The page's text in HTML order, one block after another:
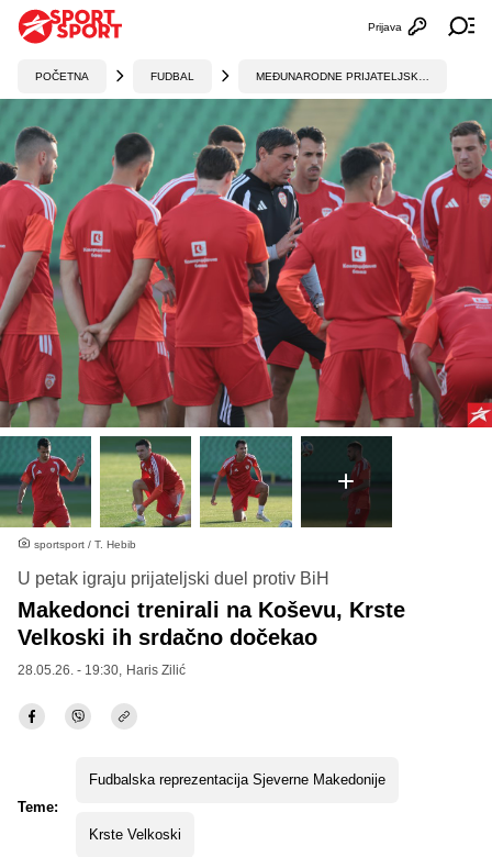
Otvori
Prijava
POČETNA FUDBAL
sportsport / T. Hebib
U petak igraju prijateljski duel protiv BiH
Makedonci trenirali na Koševu, Krste
Velkoski ih srdačno dočekao
28.05.26. - 19:30, Haris Zilić
Teme:
Fudbalska reprezentacija Sjeverne Makedonije
Krste Velkoski